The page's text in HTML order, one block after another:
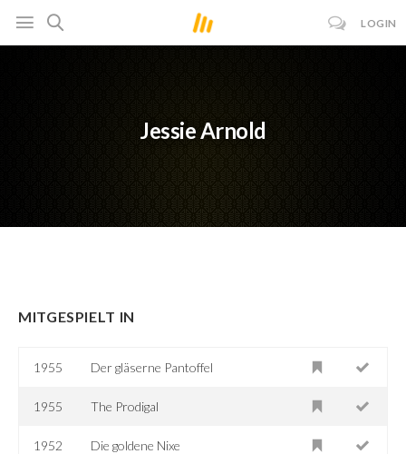
LOGIN
Jessie Arnold
MITGESPIELT IN
1955 Der gläserne Pantoffel
1955 The Prodigal
1952 Die goldene Nixe